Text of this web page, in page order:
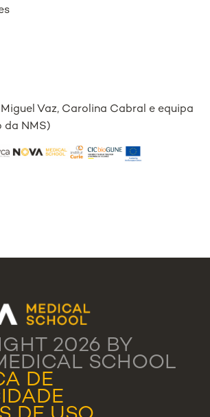
Vaz, Carolina Cabral e equipa
da NMS)
2026 BY
SCHOOL
DE